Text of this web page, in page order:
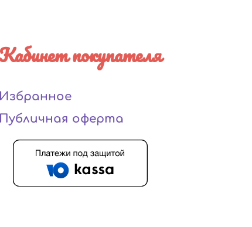
покупателя
Избранное
Публичная оферта